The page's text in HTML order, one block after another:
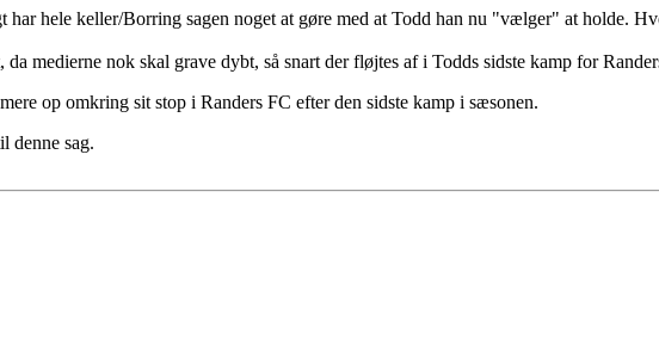
har hele keller/Borring sagen noget at gøre med at Todd han nu "vælger" at holde.
da medierne nok skal grave dybt, så snart der fløjtes af i Todds sidste kamp for
op omkring sit stop i Randers FC efter den sidste kamp i sæsonen.
denne sag.